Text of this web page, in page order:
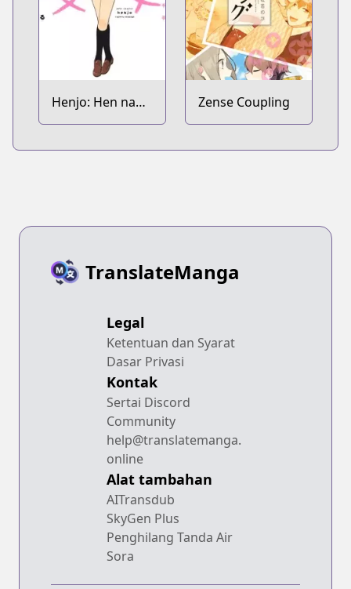
Henjo: Hen na
Joshikousei
Zense Coupling
TranslateManga
Legal
Ketentuan dan Syarat
Dasar Privasi
Kontak
Sertai Discord
Community
help@translatemanga.
online
Alat tambahan
AITransdub
SkyGen Plus
Penghilang Tanda Air
Sora